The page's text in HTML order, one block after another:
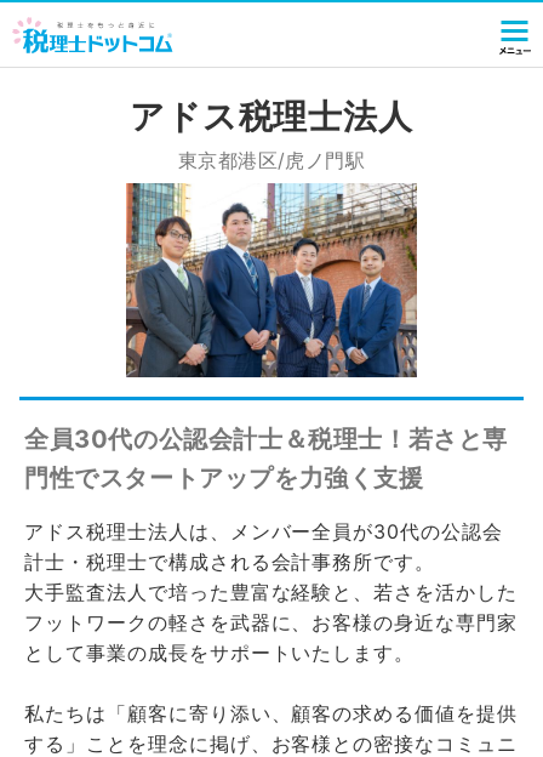
アドス税理士法人
東京都港区/虎ノ門駅
全員30代の公認会計士＆税理士！若さと専
門性でスタートアップを力強く支援
アドス税理士法人は、メンバー全員が30代の公認会
計士・税理士で構成される会計事務所です。
大手監査法人で培った豊富な経験と、若さを活かした
フットワークの軽さを武器に、お客様の身近な専門家
として事業の成長をサポートいたします。
私たちは「顧客に寄り添い、顧客の求める価値を提供
する」ことを理念に掲げ、お客様との密接なコミュニ